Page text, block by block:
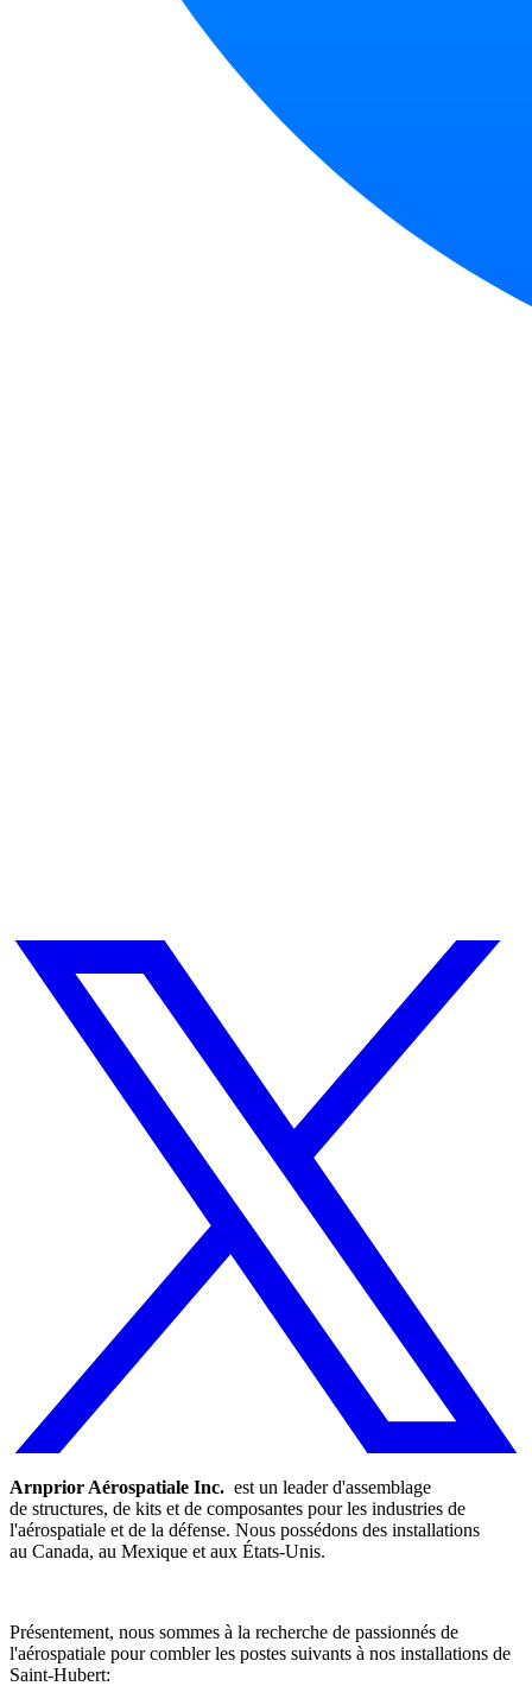
Arnprior Aérospatiale Inc. est un leader d'assemblage
de structures, de kits et de composantes pour les industries de
l'aérospatiale et de la défense. Nous possédons des installations
au Canada, au Mexique et aux États-Unis.
Présentement, nous sommes à la recherche de passionnés de
l'aérospatiale pour combler les postes suivants à nos installations de
Saint-Hubert: